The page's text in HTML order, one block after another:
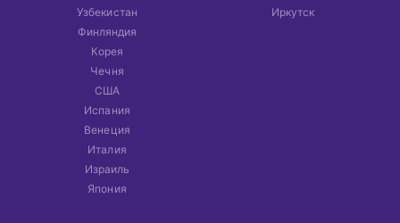
Узбекистан
Финляндия
Корея
Чечня
США
Испания
Венеция
Италия
Израиль
Япония
Иркутск